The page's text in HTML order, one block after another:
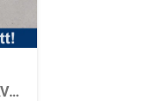
FR 1.5 eTSI DSG DSG*ACC*KAMERA*NAVI*FULL-LINK*LENKRADHEIZUNG*3-ZONE KLIMAAUTOMATIK